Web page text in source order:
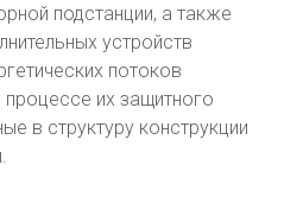
подстанции, а также
устройств
потоков
процессе их защитного
в структуру конструкции